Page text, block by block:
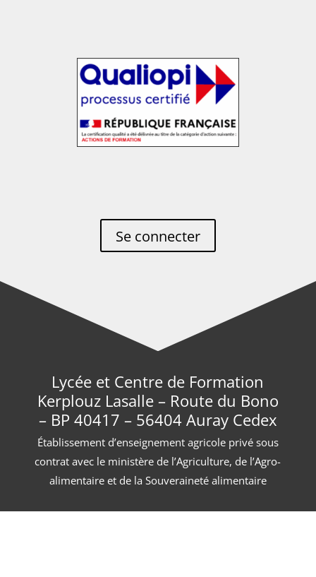
Se connecter
Lycée et Centre de Formation
Kerplouz Lasalle – Route du Bono
– BP 40417 – 56404 Auray Cedex
Établissement d’enseignement agricole privé sous
contrat avec le ministère de l’Agriculture, de l’Agro-
alimentaire et de la Souveraineté alimentaire